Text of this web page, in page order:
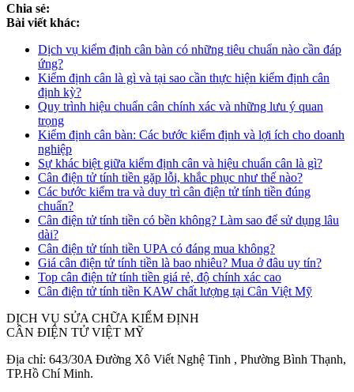
Chia sẻ:
Bài viết khác:
Dịch vụ kiểm định cân bàn có những tiêu chuẩn nào cần đáp
ứng?
Kiểm định cân là gì và tại sao cần thực hiện kiểm định cân
định kỳ?
Quy trình hiệu chuẩn cân chính xác và những lưu ý quan
trọng
Kiểm định cân bàn: Các bước kiểm định và lợi ích cho doanh
nghiệp
Sự khác biệt giữa kiểm định cân và hiệu chuẩn cân là gì?
Cân điện tử tính tiền gặp lỗi, khắc phục như thế nào?
Các bước kiểm tra và duy trì cân điện tử tính tiền đúng
chuẩn?
Cân điện tử tính tiền có bền không? Làm sao để sử dụng lâu
dài?
Cân điện tử tính tiền UPA có đáng mua không?
Giá cân điện tử tính tiền là bao nhiêu? Mua ở đâu uy tín?
Top cân điện tử tính tiền giá rẻ, độ chính xác cao
Cân điện tử tính tiền KAW chất lượng tại Cân Việt Mỹ
DỊCH VỤ SỬA CHỮA KIỂM ĐỊNH
CÂN ĐIỆN TỬ VIỆT MỸ
Địa chỉ: 643/30A Đường Xô Viết Nghệ Tinh , Phường Bình Thạnh,
TP.Hồ Chí Minh.